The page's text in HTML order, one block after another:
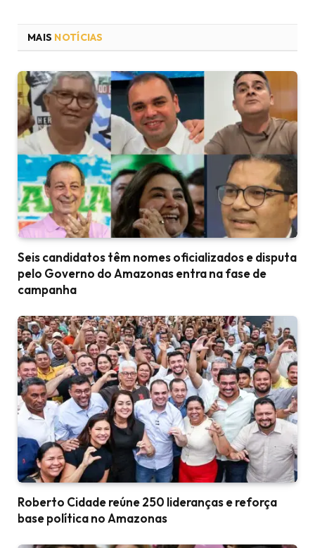
MAIS NOTÍCIAS
Seis candidatos têm nomes oficializados e disputa
pelo Governo do Amazonas entra na fase de
campanha
Roberto Cidade reúne 250 lideranças e reforça
base política no Amazonas